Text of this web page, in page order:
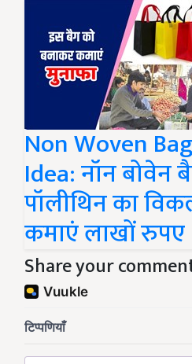
Non Woven
Idea: नॉन बोवेन
पॉलीथिन का
कमाएं लाखों रुपए
Share your